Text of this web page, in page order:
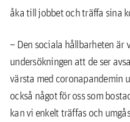
åka till jobbet och träffa sina
– Den sociala hållbarheten är
undersökningen att de ser
värsta med coronapandemin
också något för oss som
kan vi enkelt träffas och